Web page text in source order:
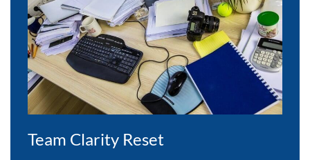
Team Clarity Reset